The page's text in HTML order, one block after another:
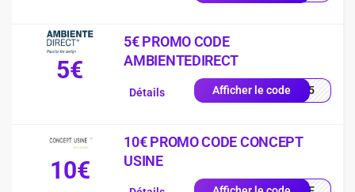
5€
5€ PROMO CODE
AMBIENTEDIRECT
Afficher le codeEUR5
Détails
10€
10€ PROMO CODE CONCEPT
USINE